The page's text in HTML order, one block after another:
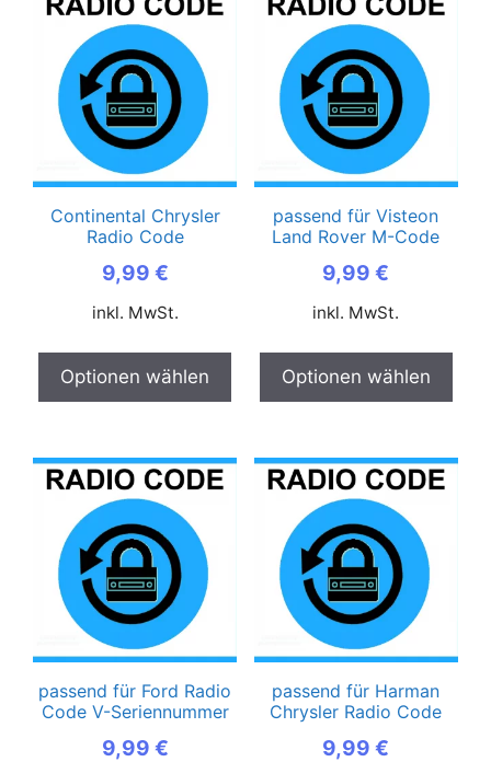
Continental Chrysler
Radio Code
9,99 €
inkl. MwSt.
Optionen wählen
passend für Visteon
Land Rover M-Code
9,99€
inkl. MwSt.
Optionen wählen
passend für Ford Radio
Code V-Seriennummer
9,99 €
passend für Harman
Chrysler Radio Code
9,99€